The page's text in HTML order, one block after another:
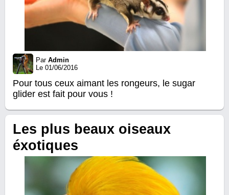
Par Admin
Le 01/06/2016
Pour tous ceux aimant les rongeurs, le sugar
glider est fait pour vous !
Les plus beaux oiseaux
éxotiques